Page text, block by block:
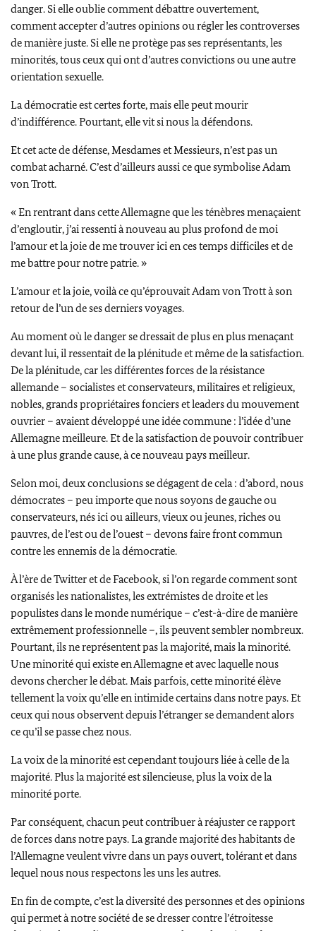
danger. Si elle oublie comment débattre ouvertement,
comment accepter d’autres opinions ou régler les controverses
de manière juste. Si elle ne protège pas ses représentants, les
minorités, tous ceux qui ont d’autres convictions ou une autre
orientation sexuelle.
La démocratie est certes forte, mais elle peut mourir
d’indifférence. Pourtant, elle vit si nous la défendons.
Et cet acte de défense, Mesdames et Messieurs, n’est pas un
combat acharné. C’est d’ailleurs aussi ce que symboliseAdam
von Trott.
« En rentrant dans cette Allemagne que les ténèbres menaçaient
d’engloutir, j’ai ressenti à nouveau au plus profond de moi
l’amour et la joie de me trouver ici en ces temps difficiles et de
me battre pour notre patrie. »
L’amour et la joie, voilà ce qu’éprouvaitAdam von Trottà son
retour de l’un de ses derniers voyages.
Au moment où le danger se dressait de plus en plus menaçant
devant lui, il ressentait de la plénitude et même de la satisfaction.
De la plénitude, car les différentes forces de la résistance
allemande – socialistes et conservateurs, militaires et religieux,
nobles, grands propriétaires fonciers et leaders du mouvement
ouvrier – avaient développé une idée commune : l’idée d’une
Allemagne meilleure. Et de la satisfaction de pouvoir contribuer
à une plus grande cause, à ce nouveau pays meilleur.
Selon moi, deux conclusions se dégagent de cela : d’abord, nous
démocrates – peu importe que nous soyons de gauche ou
conservateurs, nés ici ou ailleurs, vieux ou jeunes, riches ou
pauvres, de l’est ou de l’ouest – devons faire front commun
contre les ennemis de la démocratie.
À l’ère deTwitteret deFacebook, si l’on regarde comment sont
organisés les nationalistes, les extrémistes de droite et les
populistes dans le monde numérique – c’est-à-dire de manière
extrêmement professionnelle –, ils peuvent sembler nombreux.
Pourtant, ils ne représentent pas la majorité, mais la minorité.
Une minorité qui existe en Allemagne et avec laquelle nous
devons chercher le débat. Mais parfois, cette minorité élève
tellement la voix qu’elle en intimide certains dans notre pays. Et
ceux qui nous observent depuis l’étranger se demandent alors
ce qu’il se passe chez nous.
La voix de la minorité est cependant toujours liée à celle de la
majorité. Plus la majorité est silencieuse, plus la voix de la
minorité porte.
Par conséquent, chacun peut contribuer à réajuster ce rapport
de forces dans notre pays. La grande majorité des habitants de
l’Allemagne veulent vivre dans un pays ouvert, tolérant et dans
lequel nous nous respectons les uns les autres.
En fin de compte, c’est la diversité des personnes et des opinions
qui permet à notre société de se dresser contre l’étroitesse